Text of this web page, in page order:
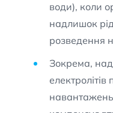
води), коли
надлишок
розведення
Зокрема,
навантажень